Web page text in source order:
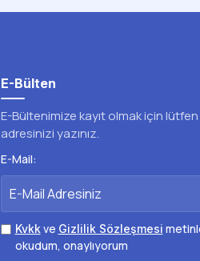
E-Bülten
E-Bültenimize kayıt olmak için lütfen
adresinizi yazınız.
E-Mail:
Kvkkve Gizlilik Sözleşmesi
okudum, onaylıyorum